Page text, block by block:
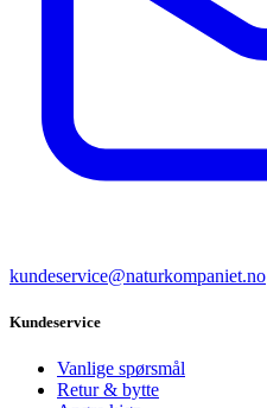
kundeservice@naturkompaniet.no
Kundeservice
Vanlige spørsmål
Retur & bytte